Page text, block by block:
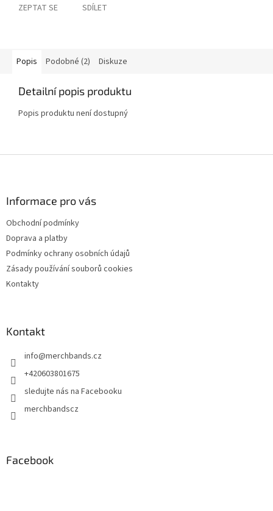
ZEPTAT SE SDÍLET
Popis Podobné (2) Diskuze
Detailní popis produktu
Popis produktu není dostupný
Informace pro vás
Obchodní podmínky
Doprava a platby
Podmínky ochrany osobních údajů
Zásady používání souborů cookies
Kontakty
Kontakt
info@merchbands.cz
+420603801675
sledujte nás na Facebooku
merchbandscz
Facebook